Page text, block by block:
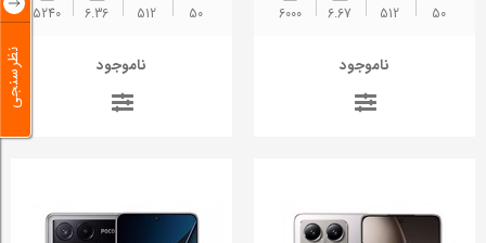
50
512
6.67
6000‌
ناموجود
50
512
6.36
5240
ناموجود نظرسنجی